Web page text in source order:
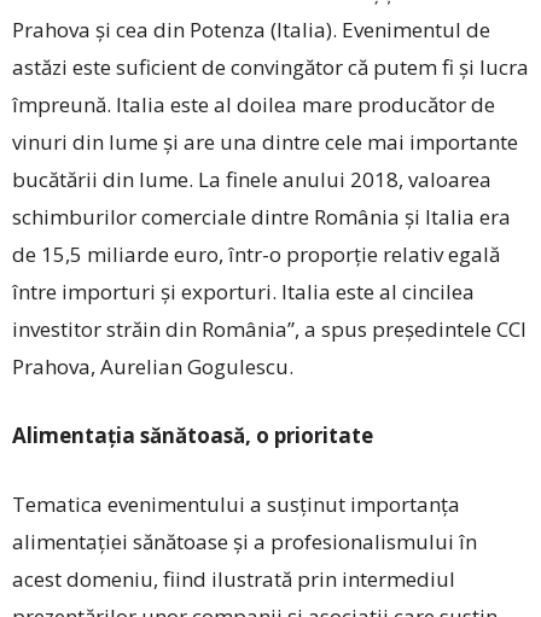
Prahova și cea din Potenza (Italia). Evenimentul de
astăzi este suficient de convingător că putem fi și lucra
împreună. Italia este al doilea mare producător de
vinuri din lume și are una dintre cele mai importante
bucătării din lume. La finele anului 2018, valoarea
schimburilor comerciale dintre România și Italia era
de 15,5 miliarde euro, într-o proporție relativ egală
între importuri și exporturi. Italia este al cincilea
investitor străin din România”, a spus președintele CCI
Prahova, Aurelian Gogulescu.
Alimentația sănătoasă, o prioritate
Tematica evenimentului a susținut importanța
alimentației sănătoase și a profesionalismului în
acest domeniu, fiind ilustrată prin intermediul